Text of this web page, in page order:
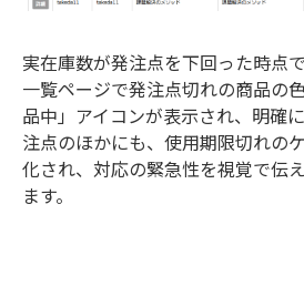
実在庫数が発注点を下回った時点
一覧ページで発注点切れの商品の
品中」アイコンが表示され、明確
注点のほかにも、使用期限切れの
化され、対応の緊急性を視覚で伝
ます。